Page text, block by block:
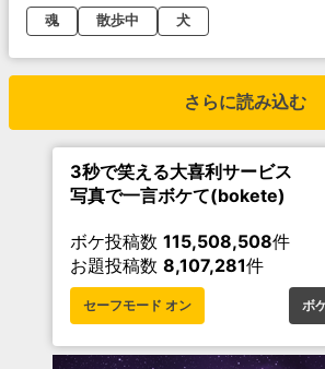
魂
散歩中 犬
さらに読み込む
3秒で笑える大喜利サービス
写真で一言ボケて(bokete)
ボケ投稿数 115,508,508件
お題投稿数 8,107,281件
セーフモード オン ボ